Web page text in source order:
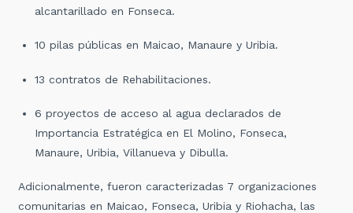
alcantarillado en Fonseca.
10 pilas públicas en Maicao, Manaure y Uribia.
13 contratos de Rehabilitaciones.
6 proyectos de acceso al agua declarados de
Importancia Estratégica en El Molino, Fonseca,
Manaure, Uribia, Villanueva y Dibulla.
Adicionalmente, fueron caracterizadas 7 organizaciones
comunitarias en Maicao, Fonseca, Uribia y Riohacha, las